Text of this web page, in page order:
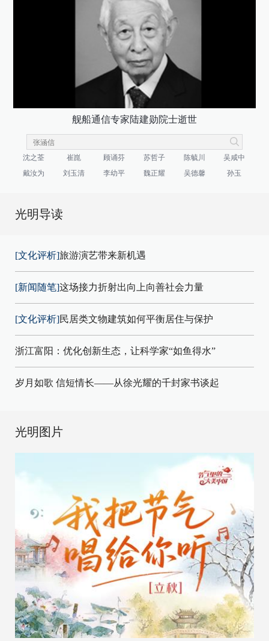
舰船通信专家陆建勋院士逝世
沈之荃 崔崑 顾诵芬 苏哲子 陈毓川
吴咸中
戴汝为
刘玉清 李幼平 魏正耀 吴德馨 孙玉
光明导读
[文化评析]旅游演艺带来新机遇
[新闻随笔]这场接力折射出向上向善社会力量
[文化评析]民居类文物建筑如何平衡居住与保护
浙江富阳：优化创新生态，让科学家“如鱼得水”
岁月如歌 信短情长——从徐光耀的千封家书谈起
光明图片